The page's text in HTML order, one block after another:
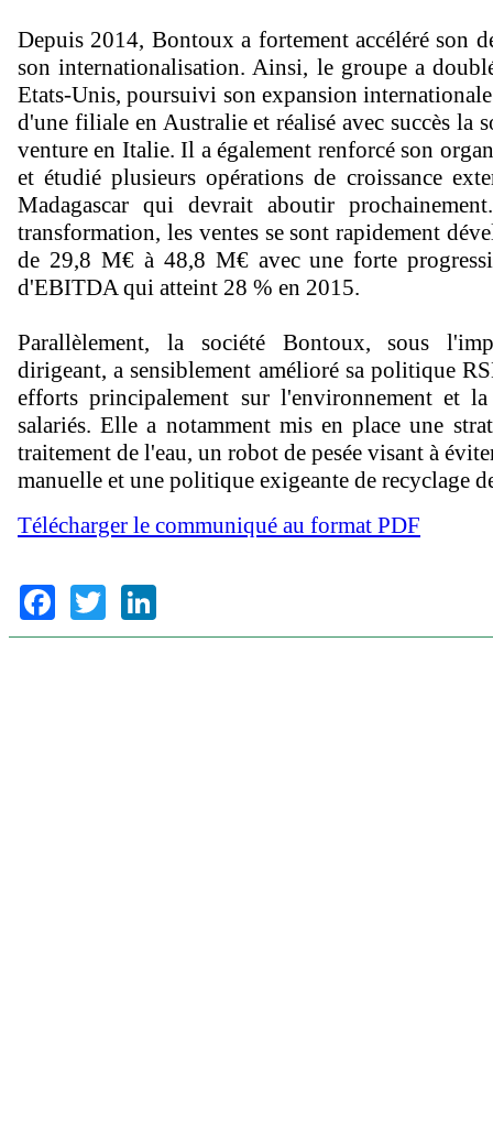
Depuis 2014, Bontoux a fortement accéléré son
son internationalisation. Ainsi, le groupe a
Etats-Unis, poursuivi son expansion
d'une filiale en Australie et réalisé avec succès la
venture en Italie. Il a également renforcé son
et étudié plusieurs opérations de croissance
Madagascar qui devrait aboutir
transformation, les ventes se sont rapidement
de 29,8 M€ à 48,8 M€ avec une forte
d'EBITDA qui atteint 28 % en 2015.
Parallèlement, la société Bontoux, sous
dirigeant, a sensiblement amélioré sa politique
efforts principalement sur l'environnement et la
salariés. Elle a notamment mis en place une
traitement de l'eau, un robot de pesée visant à
manuelle et une politique exigeante de recyclage
Télécharger le communiqué au format PDF
FacebookTwitter